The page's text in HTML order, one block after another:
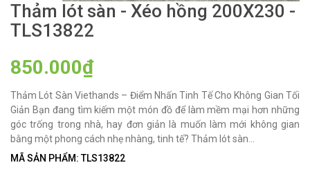
Thảm lót sàn - Xéo hồng 200X230 -
TLS13822
850.000₫
Thảm Lót Sàn Viethands – Điểm Nhấn Tinh Tế Cho Không Gian Tối
Giản Bạn đang tìm kiếm một món đồ để làm mềm mại hơn những
góc trống trong nhà, hay đơn giản là muốn làm mới không gian
bằng một phong cách nhẹ nhàng, tinh tế? Thảm lót sàn...
MÃ SẢN PHẨM: TLS13822